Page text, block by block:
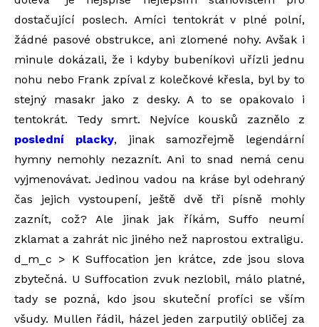
dostačující poslech. Amíci tentokrát v plné polní,
žádné pasové obstrukce, ani zlomené nohy. Avšak i
minule dokázali, že i kdyby bubeníkovi uřízli jednu
nohu nebo Frank zpíval z kolečkové křesla, byl by to
stejný masakr jako z desky. A to se opakovalo i
tentokrát. Tedy smrt. Nejvíce kousků zaznělo z
poslední placky, jinak samozřejmě legendární
hymny nemohly nezaznít. Ani to snad nemá cenu
vyjmenovávat. Jedinou vadou na kráse byl odehraný
čas jejich vystoupení, ještě dvě tři písně mohly
zaznít, což? Ale jinak jak říkám, Suffo neumí
zklamat a zahrát nic jiného než naprostou extraligu.
d_m_c > K Suffocation jen krátce, zde jsou slova
zbytečná. U Suffocation zvuk nezlobil, málo platné,
tady se pozná, kdo jsou skuteční profíci se vším
všudy. Mullen řádil, házel jeden zarputilý obličej za